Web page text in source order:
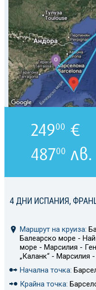
4 ДНИ ИСПАНИЯ,
Маршрут на круиза:
Балеарско море -
море - Марсилия -
„Каланк“ - Марсилия
Начална точка:
Крайна точка:
24900 €
48700 лв.